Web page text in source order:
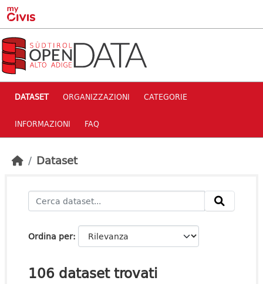
Skip to main content
DATASET ORGANIZZAZIONI CATEGORIE
INFORMAZIONI FAQ
Dataset
Ordina per
106 dataset trovati